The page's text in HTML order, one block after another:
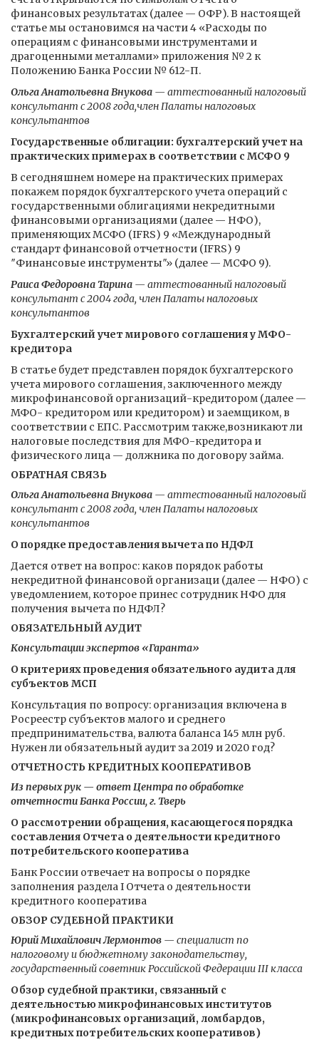
финансовых результатах (далее — ОФР). В настоящей
статье мы остановимся на части 4 «Расходы по
операциям с финансовыми инструментами и
драгоценными металлами» приложения № 2 к
Положению Банка России № 612-П.
Ольга Анатольевна Внукова — аттестованный налоговый
консультант с 2008 года,член Палаты налоговых
консультантов
Государственные облигации: бухгалтерский учет на
практических примерах в соответствии с МСФО 9
В сегодняшнем номере на практических примерах
покажем порядок бухгалтерского учета операций с
государственными облигациями некредитными
финансовыми организациями (далее — НФО),
применяющих МСФО (IFRS) 9 «Международный
стандарт финансовой отчетности (IFRS) 9
″Финансовые инструменты″» (далее — МСФО 9).
Раиса Федоровна Тарина — аттестованный налоговый
консультант с 2004 года, член Палаты налоговых
консультантов
Бухгалтерский учет мирового соглашения у МФО-
кредитора
В статье будет представлен порядок бухгалтерского
учета мирового соглашения, заключенного между
микрофинансовой организаций-кредитором (далее —
МФО- кредитором или кредитором) и заемщиком, в
соответствии с ЕПС. Рассмотрим также,возникают ли
налоговые последствия для МФО-кредитора и
физического лица — должника по договору займа.
ОБРАТНАЯ СВЯЗЬ
Ольга Анатольевна Внукова — аттестованный налоговый
консультант с 2008 года, член Палаты налоговых
консультантов
О порядке предоставления вычета по НДФЛ
Дается ответ на вопрос: каков порядок работы
некредитной финансовой организаци (далее — НФО) с
уведомлением, которое принес сотрудник НФО для
получения вычета по НДФЛ?
ОБЯЗАТЕЛЬНЫЙ АУДИТ
Консультации экспертов «Гаранта»
О критериях проведения обязательного аудита для
субъектов МСП
Консультация по вопросу: организация включена в
Росреестр субъектов малого и среднего
предпринимательства, валюта баланса 145 млн руб.
Нужен ли обязательный аудит за 2019 и 2020 год?
ОТЧЕТНОСТЬ КРЕДИТНЫХ КООПЕРАТИВОВ
Из первых рук — ответ Центра по обработке
отчетности Банка России, г. Тверь
О рассмотрении обращения, касающегося порядка
составления Отчета о деятельности кредитного
потребительского кооператива
Банк России отвечает на вопросы о порядке
заполнения раздела I Отчета о деятельности
кредитного кооператива
ОБЗОР СУДЕБНОЙ ПРАКТИКИ
Юрий Михайлович Лермонтов — специалист по
налоговому и бюджетному законодательству,
государственный советник Российской Федерации III класса
Обзор судебной практики, связанный с
деятельностью микрофинансовых институтов
(микрофинансовых организаций, ломбардов,
кредитных потребительских кооперативов)